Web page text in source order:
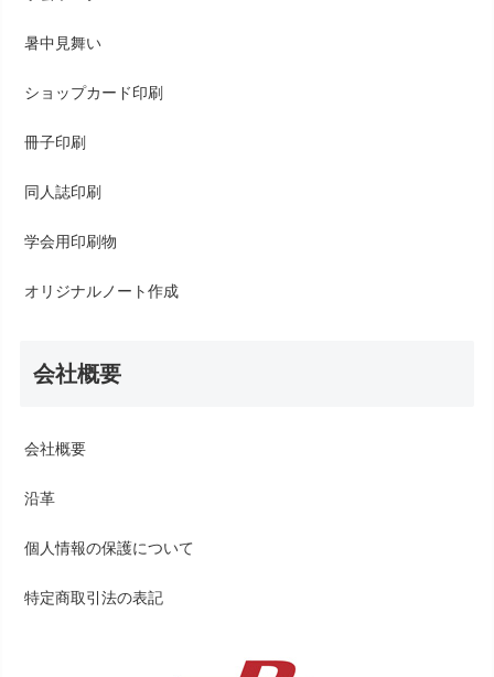
暑中見舞い
ショップカード印刷
冊子印刷
同人誌印刷
学会用印刷物
オリジナルノート作成
会社概要
会社概要
沿革
個人情報の保護について
特定商取引法の表記